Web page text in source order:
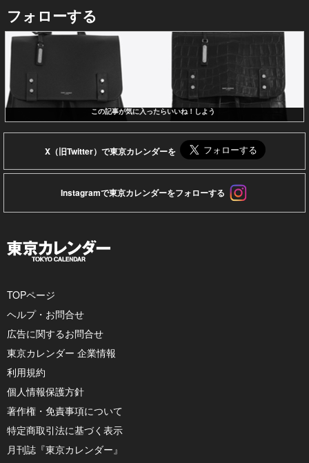
フォローする
この記事が気に入ったらいいね！しよう
X（旧Twitter）で東京カレンダーを
Instagramで東京カレンダーをフォローする
TOPページ
ヘルプ・お問合せ
広告に関するお問合せ
東京カレンダー 企業情報
利用規約
個人情報保護方針
著作権・免責事項について
特定商取引法に基づく表示
月刊誌『東京カレンダー』